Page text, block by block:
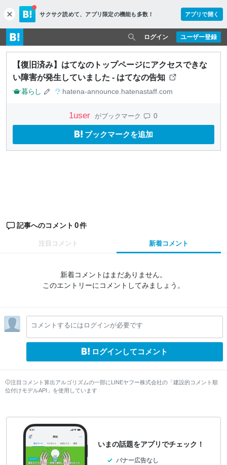
c
l
o
s
e
サクサク読めて、 アプリ限定の機能も多数！ アプリで開く
ユーザー登録
ログイン
【復旧済み】はてなのトップページにアクセスできな
い障害が発生していました - はてなの告知
暮らし hatena-announce.hatenastaff.com
1user がブックマーク 0
ブックマークを追加
記事へのコメント 0件
注目コメント 新着コメント
新着コメントはまだありません。
このエントリーにコメントしてみましょう。
コメントするにはログインが必要です
ログインしてコメント
注目コメント算出アルゴリズムの一部にLINEヤフー株式会社の「建設的コメント順
位付けモデルAPI」を使用しています
いまの話題をアプリでチェック！
バナー広告なし